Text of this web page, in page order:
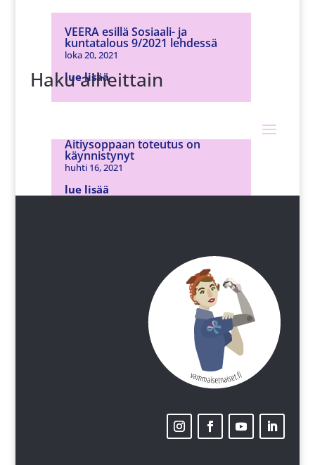
VEERA esillä Sosiaali- ja
kuntatalous 9/2021 lehdessä
loka 20, 2021
lue lisää
Äitiysoppaan toteutus on
käynnistynyt
huhti 16, 2021
lue lisää
Ensimmäiset VERTAISÄIDIT
Ajatuksia tavoitteista liittyen
Haku aiheittain